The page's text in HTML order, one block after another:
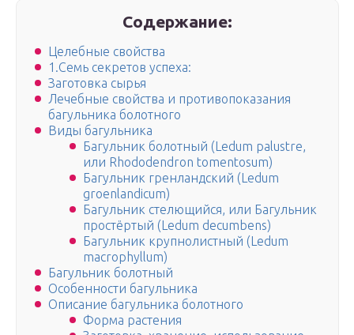
Содержание:
Целебные свойства
1.Семь секретов успеха:
Заготовка сырья
Лечебные свойства и противопоказания
багульника болотного
Виды багульника
Багульник болотный (Ledum palustre,
или Rhododendron tomentosum)
Багульник гренландский (Ledum
groenlandicum)
Багульник стелющийся, или Багульник
простёртый (Ledum decumbens)
Багульник крупнолистный (Ledum
macrophyllum)
Багульник болотный
Особенности багульника
Описание багульника болотного
Форма растения